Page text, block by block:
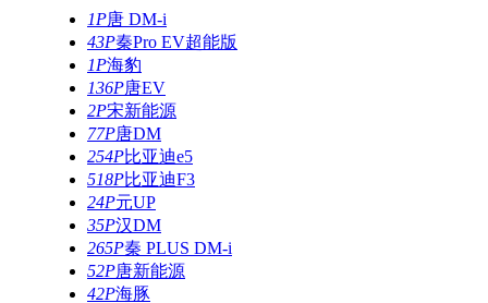
1P唐 DM-i
43P秦Pro EV超能版
1P海豹
136P唐EV
2P宋新能源
77P唐DM
254P比亚迪e5
518P比亚迪F3
24P元UP
35P汉DM
265P秦 PLUS DM-i
52P唐新能源
42P海豚